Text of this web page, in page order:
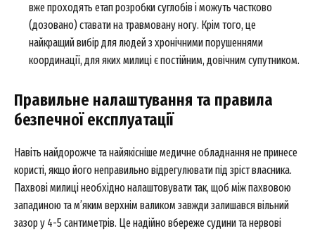
SUBSCRIBE NOW
Company
About
Contact us
My account
вже проходять етап розробки суглобів і можуть частково
(дозовано) ставати на травмовану ногу. Крім того, це
найкращий вибір для людей з хронічними порушеннями
координації, для яких милиці є постійним, довічним супутником.
Правильне налаштування та правила
безпечної експлуатації
Навіть найдорожче та найякісніше медичне обладнання не принесе
користі, якщо його неправильно відрегулювати під зріст власника.
Пахвові милиці необхідно налаштовувати так, щоб між пахвовою
западиною та м’яким верхнім валиком завжди залишався вільний
зазор у 4-5 сантиметрів. Це надійно вбереже судини та нервові